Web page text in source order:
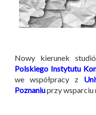
Nowy kierunek
Polskiego Instytutu
we współpracy z
Poznaniuprzy